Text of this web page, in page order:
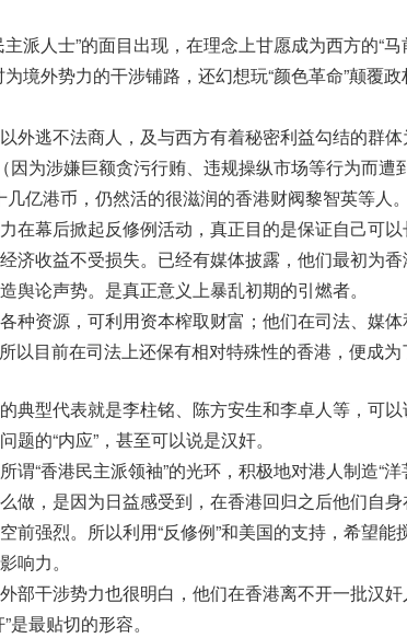
主派人士”的面目出现，在理念上甘愿成为西方的“
为境外势力的干涉铺路，还幻想玩“颜色革命”颠覆
外逃不法商人，及与西方有着秘密利益勾结的群
因为涉嫌巨额贪污行贿、违规操纵市场等行为而
亿港币，仍然活的很滋润的香港财阀黎智英等人。
在幕后掀起反修例活动，真正目的是保证自己可
济收益不受损失。已经有媒体披露，他们最初为
舆论声势。是真正意义上暴乱初期的引燃者。
种资源，可利用资本榨取财富；他们在司法、媒体
所以目前在司法上还保有相对特殊性的香港，便成为
典型代表就是李柱铭、陈方安生和李卓人等，可
题的“内应”，甚至可以说是汉奸。
谓“香港民主派领袖”的光环，积极地对港人制造“洋
做，是因为日益感受到，在香港回归之后他们自
前强烈。所以利用“反修例”和美国的支持，希望
响力。
部干涉势力也很明白，他们在香港离不开一批汉
是最贴切的形容。